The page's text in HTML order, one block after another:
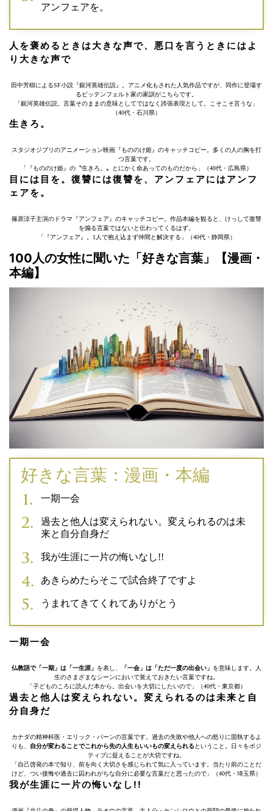
アンフェアを。
人を褒めるときは大きな声で、悪口を言うときにはよ
り大きな声で
田中芳樹によるSF小説『銀河英雄伝説』。アニメ化もされた人気作品ですが、同作に登場す
るビッテンフェルト家の家訓がこちらです。
「銀河英雄伝説。言葉そのままの意味としてではなく誇張表現として。こそこそ言うな」
（40代・石川県）
生きろ。
スタジオジブリのアニメーション映画『もののけ姫』のキャッチコピー。多くの人の胸を打
つ言葉です。
「『もののけ姫』の〝生きろ。〟とにかく命あってのものだから」（40代・広島県）
目には目を。復讐には復讐を、アンフェアにはアンフ
ェアを。
篠原涼子主演のドラマ『アンフェア』のキャッチコピー。作品本編を観ると、けっして復讐
を煽る言葉ではないと伝わってくるはず。
「『アンフェア』。1人で抱え込まず仲間と解決する」（40代・静岡県）
100人の女性に聞いた「好きな言葉」【漫画・
本編】
好きな言葉：漫画・本編
一期一会
過去と他人は変えられない。変えられるのは未
来と自分自身だ
我が生涯に一片の悔いなし!!
あきらめたらそこで試合終了ですよ
うまれてきてくれてありがとう
一期一会
仏教語で「一期」は「一生涯」 を表し、 「一会」は「ただ一度の出会い」 を意味します。人
生のさまざまなシーンにおいて覚えておきたい言葉ですね。
「子どものころに読んだ本から。出会いを大切にしたいので」（40代・東京都）
過去と他人は変えられない。変えられるのは未来と自
分自身だ
カナダの精神科医・エリック・バーンの言葉です。過去の失敗や他人への怒りに固執するよ
りも、 自分が変わることでこれから先の人生もいいもの変えられる ということ。日々をポジ
ティブに捉えることが大切ですね。
「自己啓発の本で知り、前を向く大切さを感じられて気に入っています。当たり前のことだ
けど、つい後悔や過去に囚われがちな自分に必要な言葉だと思ったので」（40代・埼玉県）
我が生涯に一片の悔いなし!!